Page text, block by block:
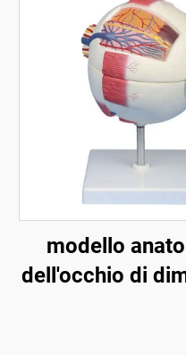
modello
dell'occhio di